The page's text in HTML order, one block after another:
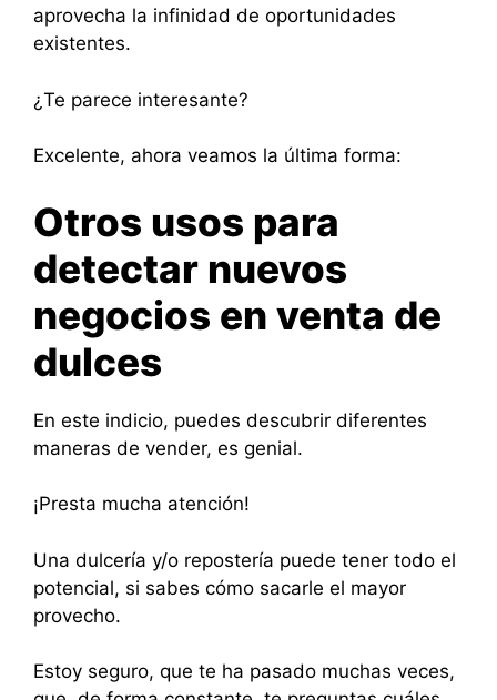
aprovecha la infinidad de oportunidades
existentes.
¿Te parece interesante?
Excelente, ahora veamos la última forma:
Otros usos para
detectar nuevos
negocios en venta de
dulces
En este indicio, puedes descubrir diferentes
maneras de vender, es genial.
¡Presta mucha atención!
Una dulcería y/o repostería puede tener todo el
potencial, si sabes cómo sacarle el mayor
provecho.
Estoy seguro, que te ha pasado muchas veces,